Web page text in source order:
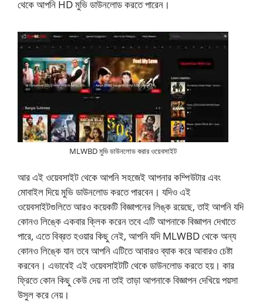
থেকে আপনি HD মুভি ডাউনলোড করতে পারেন।
MLWBD মুভি ডাউনলোড করার ওয়েবসাইট
আর এই ওয়েবসাইট থেকে আপনি সহজেই আপনার কম্পিউটার এবং
মোবাইল দিয়ে মুভি ডাউনলোড করতে পারবেন। যদিও এই
ওয়েবসাইটগুলিতে আরও কয়েকটি বিজ্ঞাপনের লিঙ্ক রয়েছে, তাই আপনি যদি
কোনও লিঙ্কে একবার ক্লিক করেন তবে এটি আপনাকে বিজ্ঞাপন দেখাতে
পারে, এতে বিব্রত হওয়ার কিছু নেই, আপনি যদি MLWBD থেকে অন্য
কোনও লিঙ্কে যান তবে আপনি এটিতে আবারও ব্যাক করে আবারও চেষ্টা
করবেন। এভাবেই এই ওয়েবসাইটটি থেকে ডাউনলোড করতে হয়। কার
ফ্রিতে কোন কিছু কেউ দেয় না তাই তাড়া আপনাকে বিজ্ঞাপন দেখিয়ে পয়সা
উসুল করে নেয়।